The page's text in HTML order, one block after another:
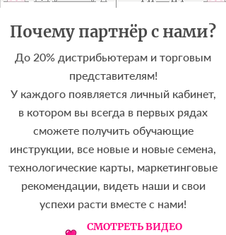
Почему партнёр с нами?
До 20% дистрибьютерам и торговым
представителям!
У каждого появляется личный кабинет,
в котором вы всегда в первых рядах
сможете получить обучающие
инструкции, все новые и новые семена,
технологические карты, маркетинговые
рекомендации, видеть наши и свои
успехи расти вместе с нами!
СМОТРЕТЬ ВИДЕО